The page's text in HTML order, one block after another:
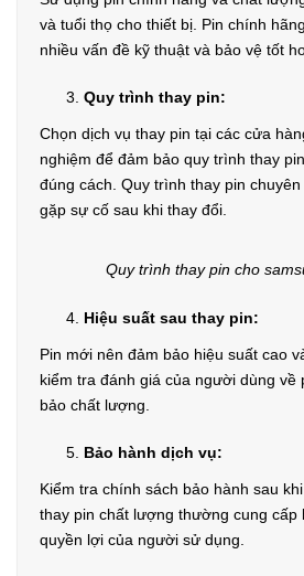
và tuổi thọ cho thiết bị. Pin chính
nhiều vấn đề kỹ thuật và bảo vệ tốt
Quy trình thay pin:
Chọn dịch vụ thay pin tại các cửa
nghiệm để đảm bảo quy trình thay
đúng cách. Quy trình thay pin
gặp sự cố sau khi thay đổi.
Quy trình thay pin cho
Hiệu suất sau thay pin:
Pin mới nên đảm bảo hiệu suất cao
kiểm tra đánh giá của người dùng về
bảo chất lượng.
Bảo hành dịch vụ:
Kiểm tra chính sách bảo hành sau
thay pin chất lượng thường cung cấp
quyền lợi của người sử dụng.